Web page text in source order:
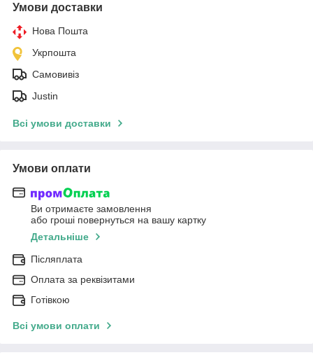
Умови доставки
Нова Пошта
Укрпошта
Самовивіз
Justin
Всі умови доставки
Умови оплати
Ви отримаєте замовлення
або гроші повернуться на вашу картку
Детальніше
Післяплата
Оплата за реквізитами
Готівкою
Всі умови оплати